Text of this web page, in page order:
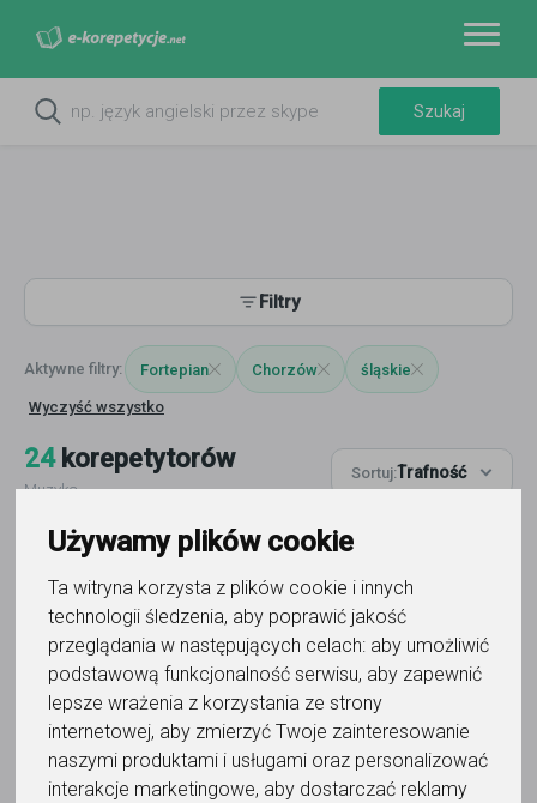
Używamy plików cookie
Ta witryna korzysta z plików cookie i innych
technologii śledzenia, aby poprawić jakość
przeglądania w następujących celach: aby umożliwić
podstawową funkcjonalność serwisu, aby zapewnić
lepsze wrażenia z korzystania ze strony
internetowej, aby zmierzyć Twoje zainteresowanie
naszymi produktami i usługami oraz personalizować
interakcje marketingowe, aby dostarczać reklamy
Filtry
Fortepian Chorzów śląskie
Wyczyść wszystko
24korepetytorów
Muzyka
Sortuj:Trafność
muzyka
Ago Ago Suzuki Piano Lessons -
Agata Drożdż
nauka gry na fortepianie, pianinie i keyboardzie dla dzieci